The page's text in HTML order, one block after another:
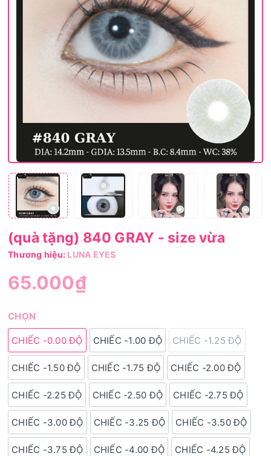
(quà tặng) 840 GRAY - size vừa
Thương hiệu: LUNA EYES
65.000₫
CHỌN
CHIẾC -0.00 ĐỘ CHIẾC -1.00 ĐỘ CHIẾC -1.25 ĐỘ
CHIẾC -1.50 ĐỘ CHIẾC -1.75 ĐỘ CHIẾC -2.00 ĐỘ
CHIẾC -2.25 ĐỘ CHIẾC -2.50 ĐỘ CHIẾC -2.75 ĐỘ
CHIẾC -3.00 ĐỘ CHIẾC -3.25 ĐỘ CHIẾC -3.50 ĐỘ
CHIẾC -3.75 ĐỘ CHIẾC -4.00 ĐỘ CHIẾC -4.25 ĐỘ